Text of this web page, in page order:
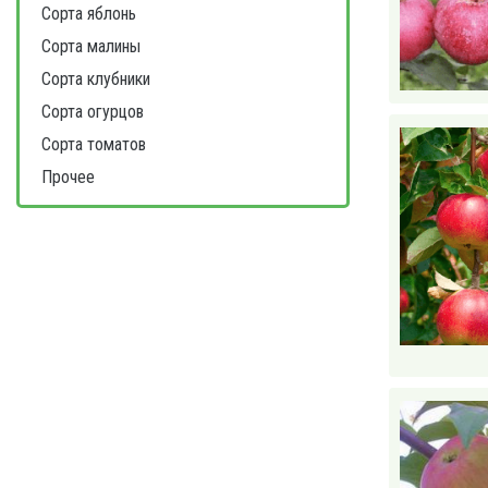
Сорта яблонь
Сорта малины
Сорта клубники
Сорта огурцов
Сорта томатов
Прочее